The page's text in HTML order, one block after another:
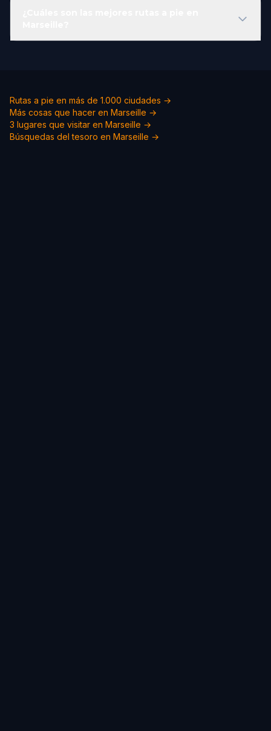
Rutas a pie en más de 1.000 ciudades →
Más cosas que hacer en Marseille →
3 lugares que visitar en Marseille →
Búsquedas del tesoro en Marseille →